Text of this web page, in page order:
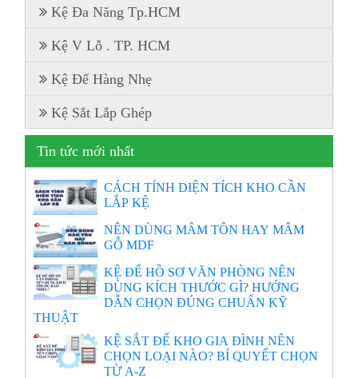
Kệ Đa Năng Tp.HCM
Kệ V Lỗ . TP. HCM
Kệ Để Hàng Nhẹ
Kệ Sắt Lắp Ghép
Tin tức mới nhất
CÁCH TÍNH DIỆN TÍCH KHO CẦN
LẮP KỆ
NÊN DÙNG MÂM TÔN HAY MÂM
GỖ MDF
KỆ ĐỂ HỒ SƠ VĂN PHÒNG NÊN
DÙNG KÍCH THƯỚC GÌ? HƯỚNG
DẪN CHỌN ĐÚNG CHUẨN KỸ
THUẬT
KỆ SẮT ĐỂ KHO GIA ĐÌNH NÊN
CHỌN LOẠI NÀO? BÍ QUYẾT CHỌN
TỪ A-Z